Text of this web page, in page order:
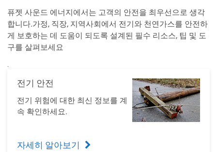
퓨젯 사운드 에너지에서는 고객의 안전을 최우선으로 생각
합니다.가정, 직장, 지역사회에서 전기와 천연가스를 안전하
게 보호하는 데 도움이 되도록 설계된 필수 리소스, 팁 및 도
구를 살펴보세요
.
전기 안전
전기 위험에 대한 최신 정보를 계
속 확인하세요.
자세히 알아보기